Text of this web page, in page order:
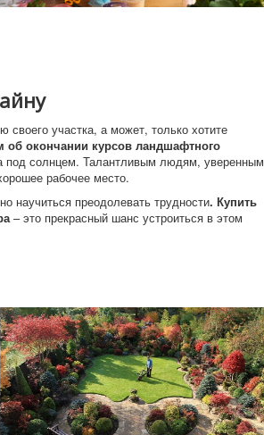
участка, а может, только хотите
об окончании курсов ландшафтного
под солнцем. Талантливым людям, уверенным
рабочее место.
научиться преодолевать трудности. Купить
– это прекрасный шанс устроиться в этом